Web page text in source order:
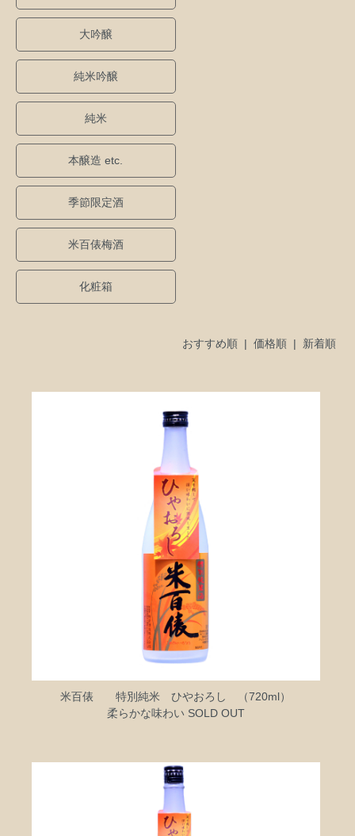
大吟醸
純米吟醸
純米
本醸造 etc.
季節限定酒
米百俵梅酒
化粧箱
おすすめ順 | 価格順| 新着順
米百俵 特別純米 ひやおろし （720ml）
柔らかな味わい SOLD OUT